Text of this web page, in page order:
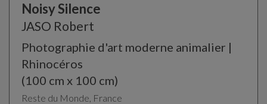
Noisy Silence
JASO Robert
Photographie d'art moderne animalier |
Rhinocéros
(100 cm x 100 cm)
Reste du Monde, France